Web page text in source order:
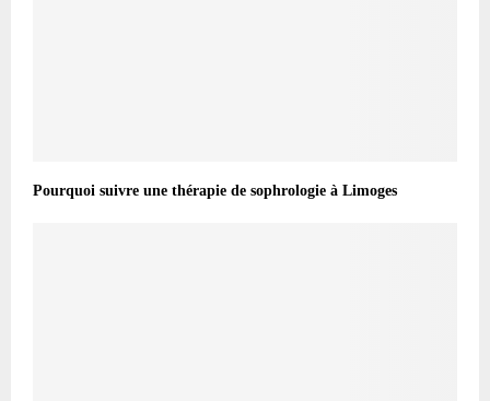
Pourquoi suivre une thérapie de sophrologie à Limoges